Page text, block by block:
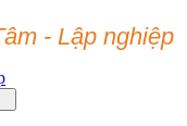
- Lập nghiệp